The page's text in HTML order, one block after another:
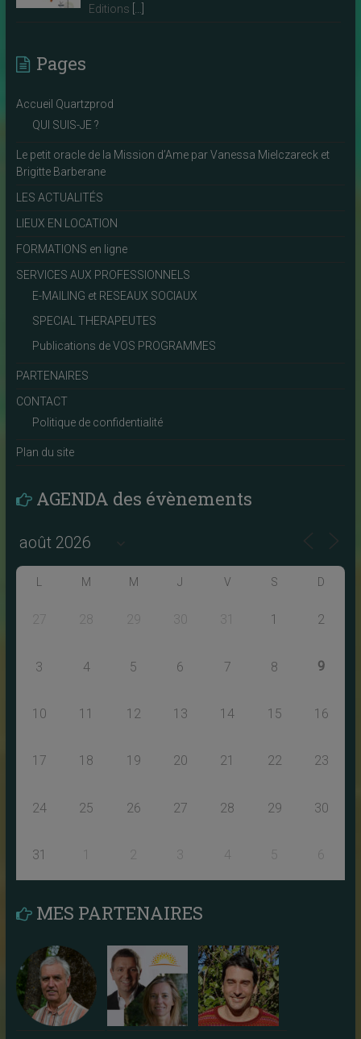
Editions
Pages
Accueil Quartzprod
QUI SUIS-JE ?
Le petit oracle de la Mission d’Ame par Vanessa Mielczareck et
Brigitte Barberane
LES ACTUALITÉS
LIEUX EN LOCATION
FORMATIONS en ligne
SERVICES AUX PROFESSIONNELS
E-MAILING et RESEAUX SOCIAUX
SPECIAL THERAPEUTES
Publications de VOS PROGRAMMES
PARTENAIRES
CONTACT
Politique de confidentialité
Plan du site
AGENDA des évènements
M M J V S D
27 28 29 30 31 1 2
3 4 5 6 7 8 9
10 11 12 13 14 15 16
17 18 19 20 21 22 23
24 25 26 27 28 29 30
31 1 2 3 4 5 6
MES PARTENAIRES